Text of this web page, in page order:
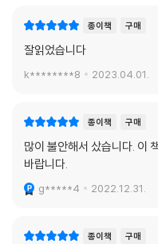
종이책 구매
잘읽었습니다
k********8 2023.04.01.
종이책 구매
많이 불안해서 샀습니다. 이
바랍니다.
g*****4 2022.12.31.
종이책 구매